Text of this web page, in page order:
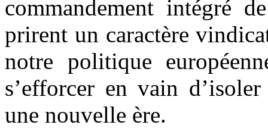
commandement intégré
prirent un caractère
notre politique
s’efforcer en vain
une nouvelle ère.